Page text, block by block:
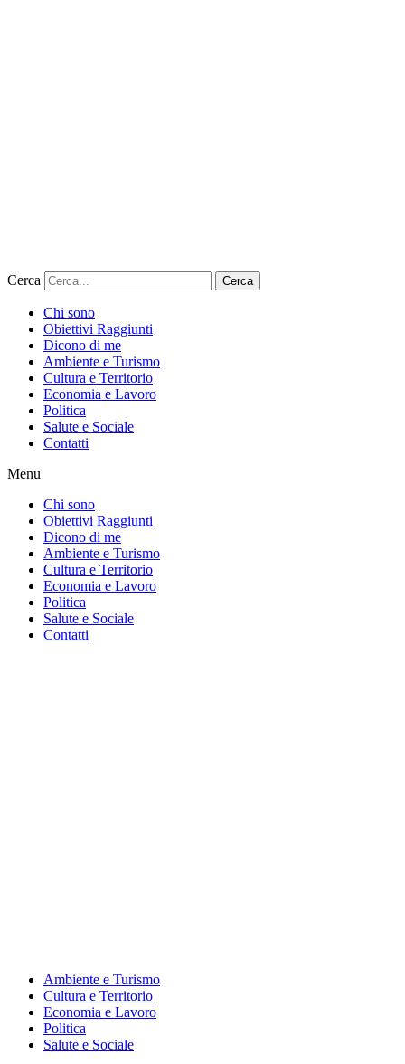
Cerca Cerca
Chi sono
Obiettivi Raggiunti
Dicono di me
Ambiente e Turismo
Cultura e Territorio
Economia e Lavoro
Politica
Salute e Sociale
Contatti
Menu
Chi sono
Obiettivi Raggiunti
Dicono di me
Ambiente e Turismo
Cultura e Territorio
Economia e Lavoro
Politica
Salute e Sociale
Contatti
Ambiente e Turismo
Cultura e Territorio
Economia e Lavoro
Politica
Salute e Sociale